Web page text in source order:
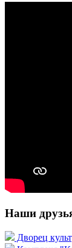
Наши
Дворец